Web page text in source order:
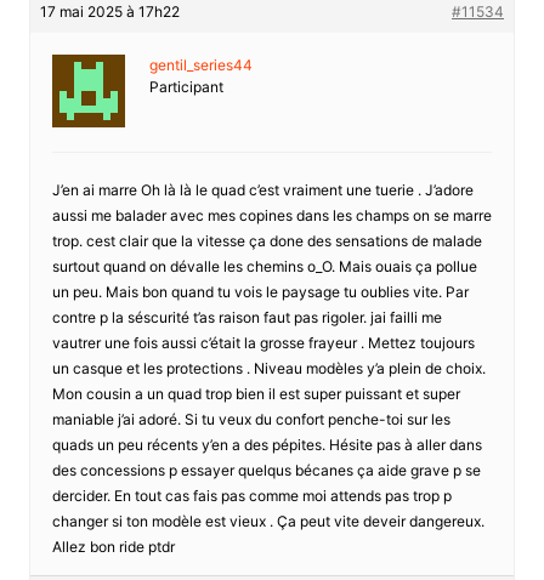
17 mai 2025 à 17h22 #11534
gentil_series44
Participant
J’en ai marre Oh là là le quad c’est vraiment une tuerie . J’adore
aussi me balader avec mes copines dans les champs on se marre
trop. cest clair que la vitesse ça done des sensations de malade
surtout quand on dévalle les chemins o_O. Mais ouais ça pollue
un peu. Mais bon quand tu vois le paysage tu oublies vite. Par
contre p la séscurité t’as raison faut pas rigoler. jai failli me
vautrer une fois aussi c’était la grosse frayeur . Mettez toujours
un casque et les protections . Niveau modèles y’a plein de choix.
Mon cousin a un quad trop bien il est super puissant et super
maniable j’ai adoré. Si tu veux du confort penche-toi sur les
quads un peu récents y’en a des pépites. Hésite pas à aller dans
des concessions p essayer quelqus bécanes ça aide grave p se
dercider. En tout cas fais pas comme moi attends pas trop p
changer si ton modèle est vieux . Ça peut vite deveir dangereux.
Allez bon ride ptdr